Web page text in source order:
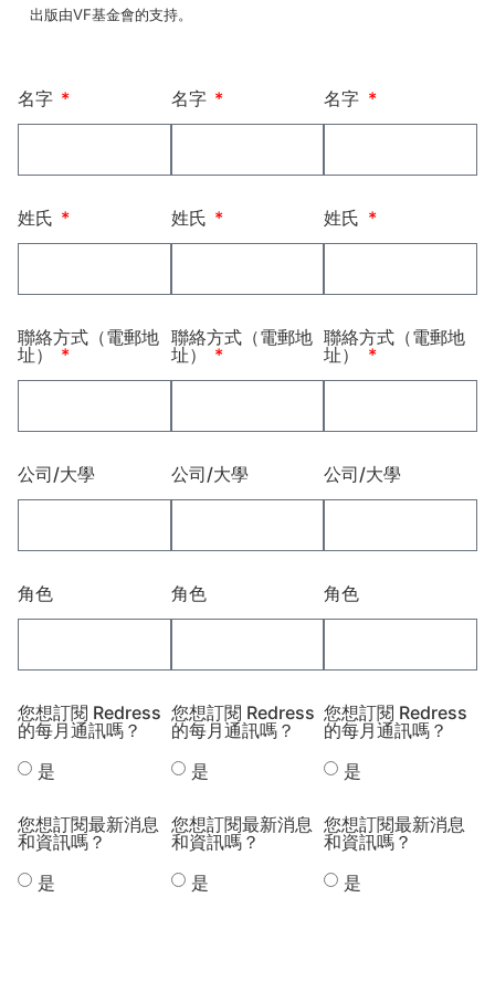
出版由VF基金會的支持。
名字
姓氏
聯絡方式（電郵地
址）
公司/大學
角色
您想訂閱 Redress
的每月通訊嗎？
是
您想訂閱最新消息
和資訊嗎？
是
名字
姓氏
聯絡方式（電郵地
址）
公司/大學
角色
您想訂閱 Redress
的每月通訊嗎？
是
您想訂閱最新消息
和資訊嗎？
是
名字
姓氏
聯絡方式（電郵地
址）
公司/大學
角色
您想訂閱 Redress
的每月通訊嗎？
是
您想訂閱最新消息
和資訊嗎？
是